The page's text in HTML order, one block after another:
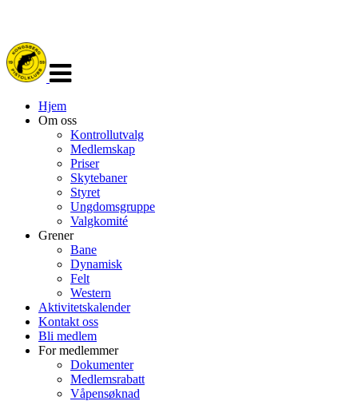
navigasjon
Hjem
Om oss
Kontrollutvalg
Medlemskap
Priser
Skytebaner
Styret
Ungdomsgruppe
Valgkomité
Grener
Bane
Dynamisk
Felt
Western
Aktivitetskalender
Kontakt oss
Bli medlem
For medlemmer
Dokumenter
Medlemsrabatt
Våpensøknad